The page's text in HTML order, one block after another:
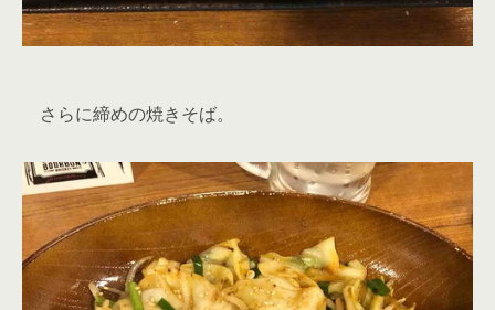
さらに締めの焼きそば。